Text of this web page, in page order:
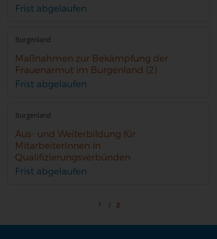
Frist abgelaufen
Burgenland
Maßnahmen zur Bekämpfung der
Frauenarmut im Burgenland (2)
Frist abgelaufen
Burgenland
Aus- und Weiterbildung für
MitarbeiterInnen in
Qualifizierungsverbünden
Frist abgelaufen
Seite
1 Seite
2